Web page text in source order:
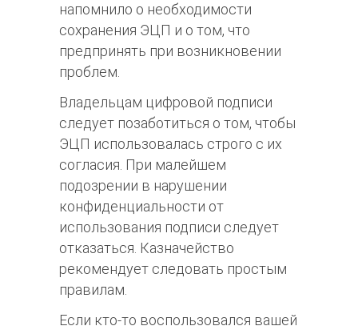
напомнило о необходимости
сохранения ЭЦП и о том, что
предпринять при возникновении
проблем.
Владельцам цифровой подписи
следует позаботиться о том, чтобы
ЭЦП использовалась строго с их
согласия. При малейшем
подозрении в нарушении
конфиденциальности от
использования подписи следует
отказаться. Казначейство
рекомендует следовать простым
правилам.
Если кто-то воспользовался вашей